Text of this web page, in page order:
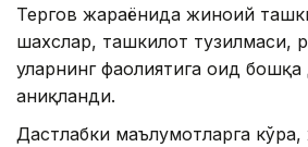
Тергов жараёнида жиноий
шахслар, ташкилот тузилмаси,
уларнинг фаолиятига оид бошқа
аниқланди.
Дастлабки маълумотларга